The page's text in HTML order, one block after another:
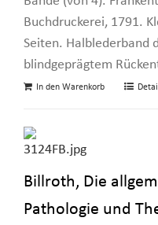
Buchdruckerei, 1791.
Seiten. Halblederband
blindgeprägtem
In den Warenkorb
Billroth, Die
Pathologie und